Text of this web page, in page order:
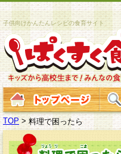
子供向けかんたんレシピの食育サイト
TOP >料理で困ったら